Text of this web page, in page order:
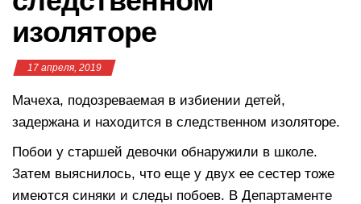
изоляторе
17 апреля, 2019
Мачеха, подозреваемая в избиении детей,
задержана и находится в следственном изоляторе.
Побои у старшей девочки обнаружили в школе.
Затем выяснилось, что еще у двух ее сестер тоже
имеются синяки и следы побоев. В Департаменте